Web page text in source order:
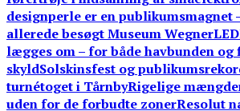
designperle er en publikumsmagnet
allerede besøgt Museum Wegner
lægges om – for både havbunden og
skyldSolskinsfest og
turnétoget i TårnbyRigelige
uden for de forbudte zonerResolut